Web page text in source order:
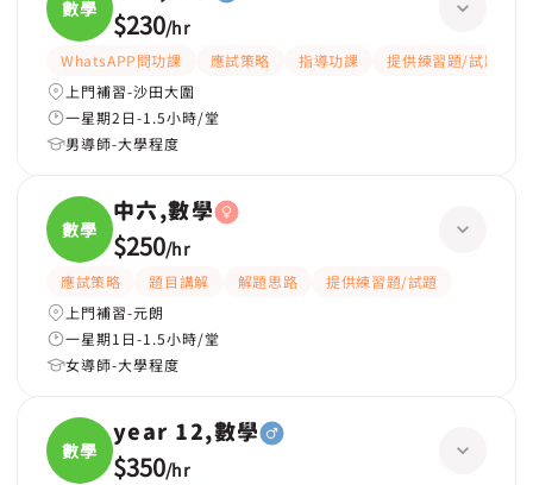
數學 $230/hr
WhatsAPP問功課 應試策略 指導功課 提供練習題/試題
上門補習-沙田大圍
一星期2日-1.5小時/堂
男導師-大學程度
數學
中六,數學
$250/hr
應試策略 題目講解 解題思路
提供練習題/試題
上門補習-元朗
一星期1日-1.5小時/堂
女導師-大學程度
數學
year 12,數學
$350/hr